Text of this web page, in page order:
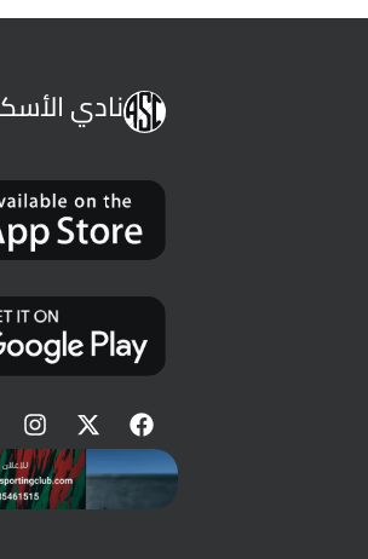
نادي